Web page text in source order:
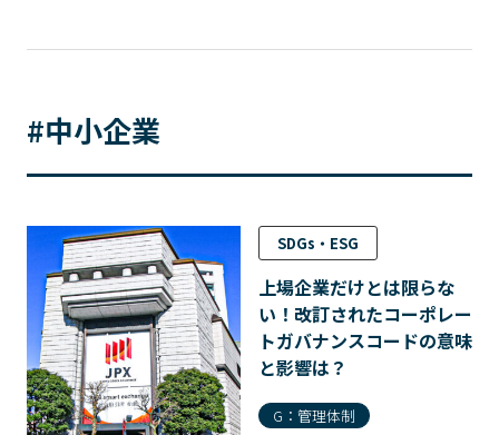
#中小企業
SDGs・ESG
上場企業だけとは限らな
い！改訂されたコーポレー
トガバナンスコードの意味
と影響は？
G：管理体制